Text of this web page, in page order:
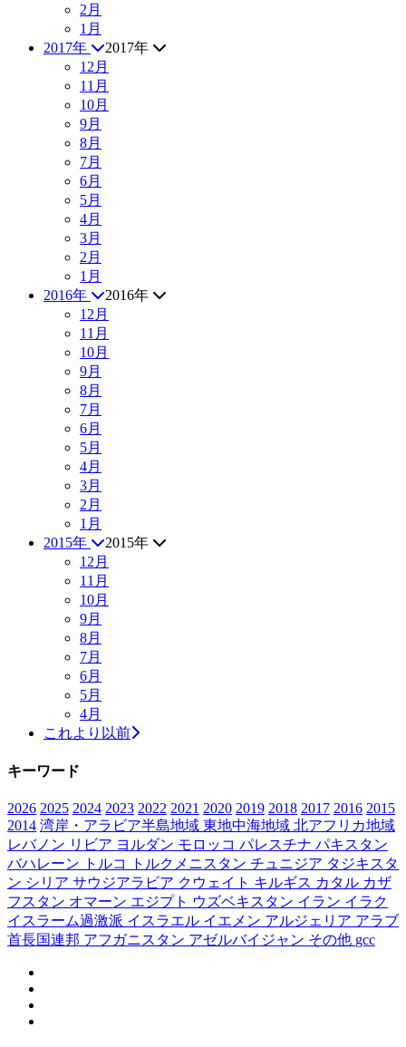
2月
1月
2017年
2017年
12月
11月
10月
9月
8月
7月
6月
5月
4月
3月
2月
1月
2016年
2016年
12月
11月
10月
9月
8月
7月
6月
5月
4月
3月
2月
1月
2015年
2015年
12月
11月
10月
9月
8月
7月
6月
5月
4月
これより以前
キーワード
2026 2025 2024 2023 2022 2021 2020 2019 2018 2017 2016 2015
2014 湾岸・アラビア半島地域 東地中海地域 北アフリカ地域
レバノン リビア ヨルダン モロッコ パレスチナ パキスタン
バハレーン
トルコ トルクメニスタン チュニジア タジキスタ
ン シリア サウジアラビア クウェイト キルギス カタル カザ
フスタン オマーン エジプト ウズベキスタン イラン イラク
イスラーム過激派 イスラエル イエメン アルジェリア アラブ
首長国連邦 アフガニスタン アゼルバイジャン その他 gcc